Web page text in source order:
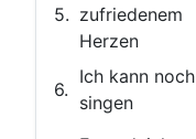
5. zufriedenem
Herzen
6.
Ich kann noch
singen